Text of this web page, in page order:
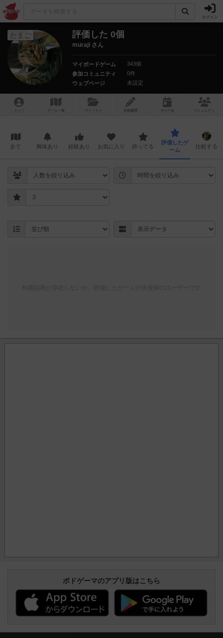
ログイン
たまご 評価した 0個
muraji さん
マイボードゲーム
343個
参加コミュニティ
0件
ウェブページ
未設定
トップ ゲーム一覧 マイリスト 投稿履歴 ボ ドゲ コミュニティ
全て 興味あり 経験あり お気に入り 持ってる
評価したゲ
ーム
比較する
ボドゲーマのアプリ版はこちら